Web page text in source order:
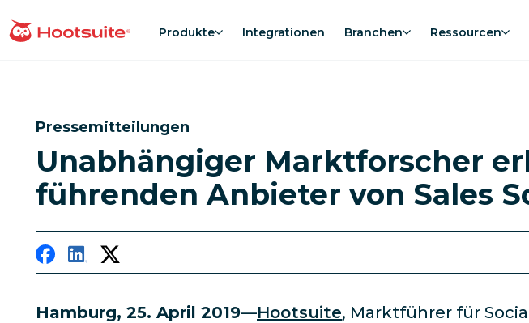
zum
Homepage Produkte Integrationen Branchen Ressourcen
Pressemitteilungen
Unabhängiger Marktforscher
führenden Anbieter von Sales
Hamburg, 25. April 2019—Hootsuite, Marktführer für